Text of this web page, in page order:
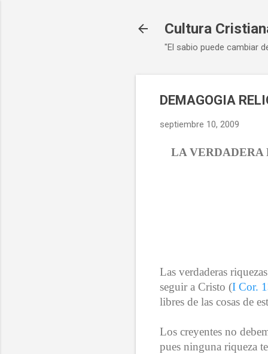
Cultura
"El sabio puede cambiar
DEMAGOGIA
septiembre 10, 2009
LA VERDADERA
Las verdaderas
seguir a Cristo (I Cor.
libres de las cosas de
Los creyentes no
pues ninguna riqueza